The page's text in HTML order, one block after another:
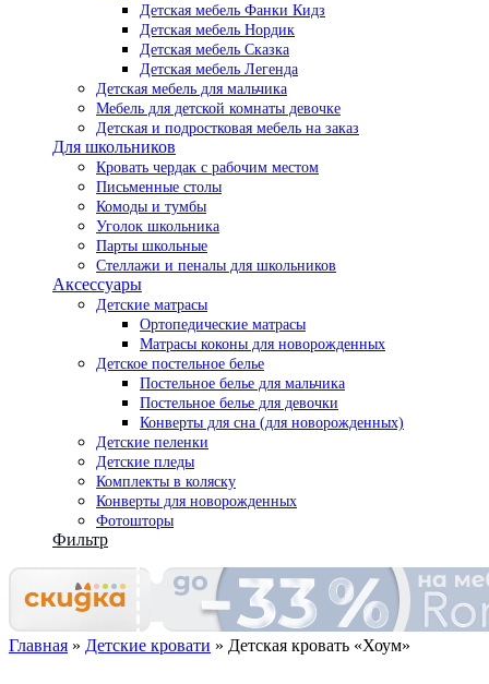
Детская мебель Фанки Кидз
Детская мебель Нордик
Детская мебель Сказка
Детская мебель Легенда
Детская мебель для мальчика
Мебель для детской комнаты девочке
Детская и подростковая мебель на заказ
Для школьников
Кровать чердак с рабочим местом
Письменные столы
Комоды и тумбы
Уголок школьника
Парты школьные
Стеллажи и пеналы для школьников
Аксессуары
Детские матрасы
Ортопедические матрасы
Матрасы коконы для новорожденных
Детское постельное белье
Постельное белье для мальчика
Постельное белье для девочки
Конверты для сна (для новорожденных)
Детские пеленки
Детские пледы
Комплекты в коляску
Конверты для новорожденных
Фотошторы
Фильтр
Главная » Детские кровати » Детская кровать «Хоум»